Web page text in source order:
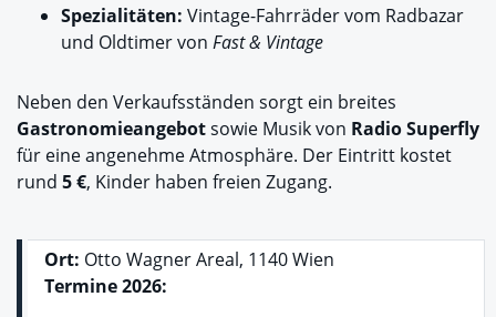
Spezialitäten: Vintage-Fahrräder vom Radbazar
und Oldtimer von Fast & Vintage
Neben den Verkaufsständen sorgt ein breites
Gastronomieangebotsowie Musik von Radio Superfly
für eine angenehme Atmosphäre. Der Eintritt kostet
rund 5 €, Kinder haben freien Zugang.
Ort: Otto Wagner Areal, 1140 Wien
Termine 2026: